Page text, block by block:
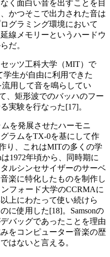
く面白い音を出すことを目
かつそこで出力された音は
グラミング環境において
線メモリーというハードウ
だ。
ッツ工科大学（MIT）で
学生が自由に利用できた
用して音を鳴らしてい
、矩形波でのバッハのフー
実験を行なった[17]。
を発展させたハーモニ
ラムをTX-0を基にして作
り、これはMITの多くの学
1972年頃から、同時期に
ルシンセサイザーのサーベ
楽に特化したものを制作し
フォード大学のCCRMAに
上にわたって使い続けら
に使用した[18]。Samsonの
バッグであったことを理由
をコンピューター音楽の歴
はないと言える。